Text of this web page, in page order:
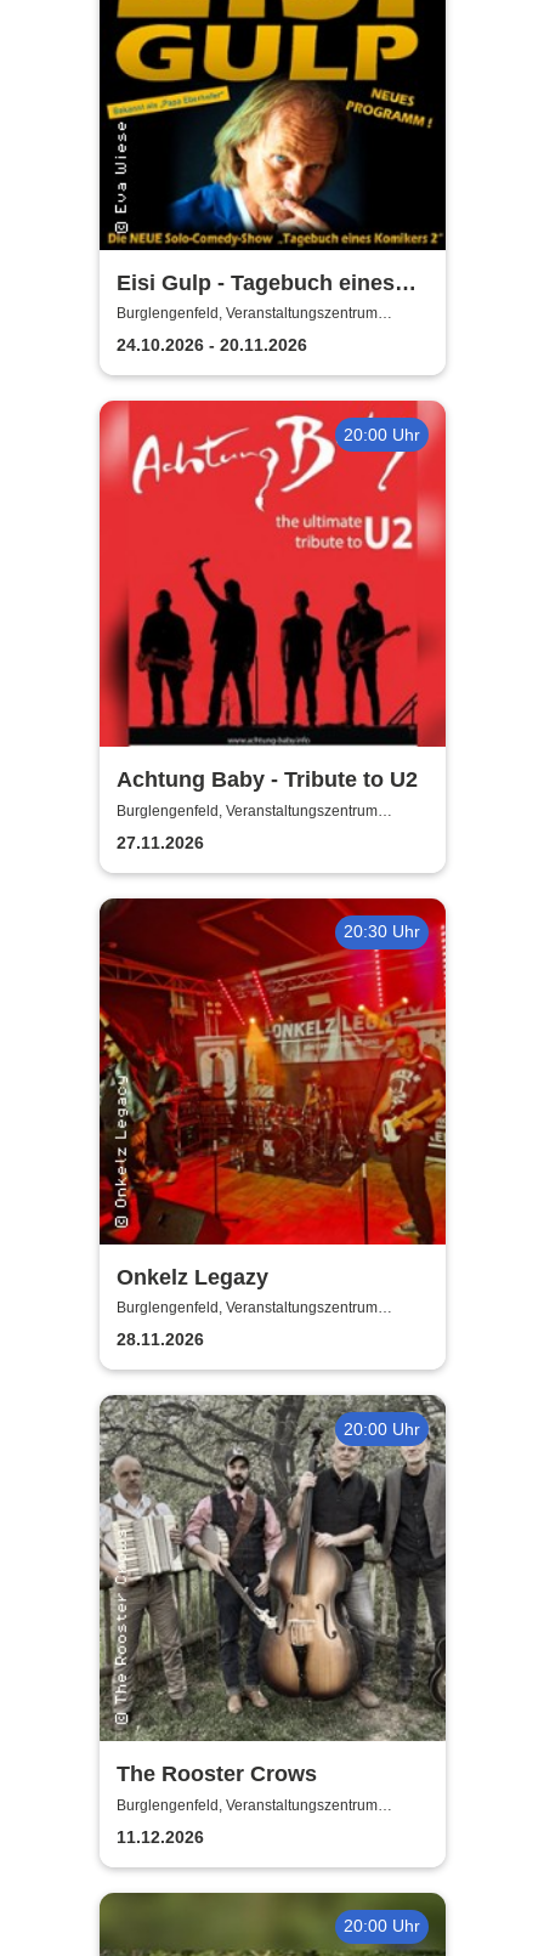
Eisi Gulp - Tagebuch eines
Komikers 2 (neues
Programm)
Burglengenfeld, Veranstaltungszentrum
Pfarrheim
24.10.2026 - 20.11.2026
20:00 Uhr
Achtung Baby - Tribute to U2
Burglengenfeld, Veranstaltungszentrum
Pfarrheim
27.11.2026
20:30 Uhr
Onkelz Legazy
Burglengenfeld, Veranstaltungszentrum
Pfarrheim
28.11.2026
20:00 Uhr
The Rooster Crows
Burglengenfeld, Veranstaltungszentrum
Pfarrheim
11.12.2026
20:00 Uhr